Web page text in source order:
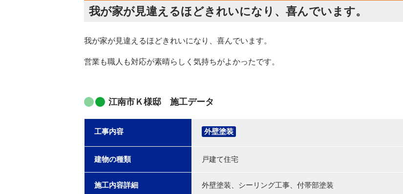
我が家が見違えるほどきれいになり、喜んでいます。
我が家が見違えるほどきれいになり、喜んでいます。
営業も職人も対応が素晴らしく気持ちがよかったです。
江南市Ｋ様邸 施工データ
工事内容 外壁塗装
建物の種類 戸建て住宅
施工内容詳細 外壁塗装、シーリング工事、付帯部塗装